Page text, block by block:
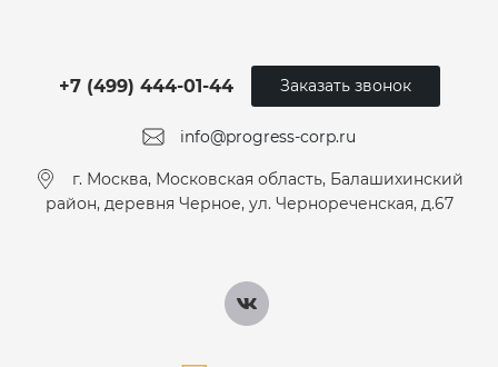
info@progress-corp.ru
+7 (499) 444-01-44
г. Москва, Московская область, Балашихинский
район, деревня Черное, ул. Чернореченская, д.67
Заказать звонок